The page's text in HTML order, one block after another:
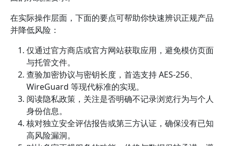
在实际操作层面，下面的要点可帮助你快速辨识正规产品
并降低风险：
仅通过官方商店或官方网站获取应用，避免模仿页面
与托管文件。
查验加密协议与密钥长度，首选支持 AES-256、
WireGuard 等现代标准的实现。
阅读隐私政策，关注是否明确不记录浏览行为与个人
身份信息。
核对独立安全评估报告或第三方认证，确保没有已知
高风险漏洞。